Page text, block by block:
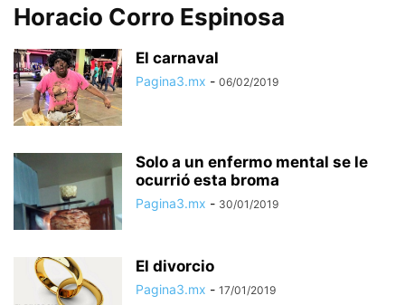
Horacio Corro Espinosa
El carnaval
Pagina3.mx - 06/02/2019
Solo a un enfermo mental se le
ocurrió esta broma
Pagina3.mx - 30/01/2019
El divorcio
Pagina3.mx - 17/01/2019